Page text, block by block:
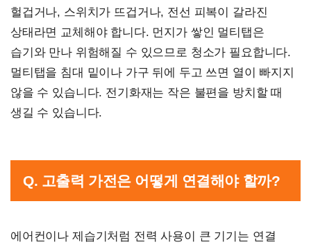
헐겁거나, 스위치가 뜨겁거나, 전선 피복이 갈라진
상태라면 교체해야 합니다. 먼지가 쌓인 멀티탭은
습기와 만나 위험해질 수 있으므로 청소가 필요합니다.
멀티탭을 침대 밑이나 가구 뒤에 두고 쓰면 열이 빠지지
않을 수 있습니다. 전기화재는 작은 불편을 방치할 때
생길 수 있습니다.
Q. 고출력 가전은 어떻게 연결해야 할까?
에어컨이나 제습기처럼 전력 사용이 큰 기기는 연결